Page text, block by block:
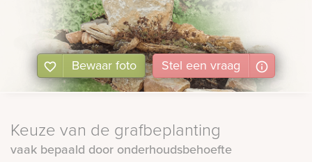
Bewaar foto Stel een vraag
Keuze van de grafbeplanting
vaak bepaald door onderhoudsbehoefte